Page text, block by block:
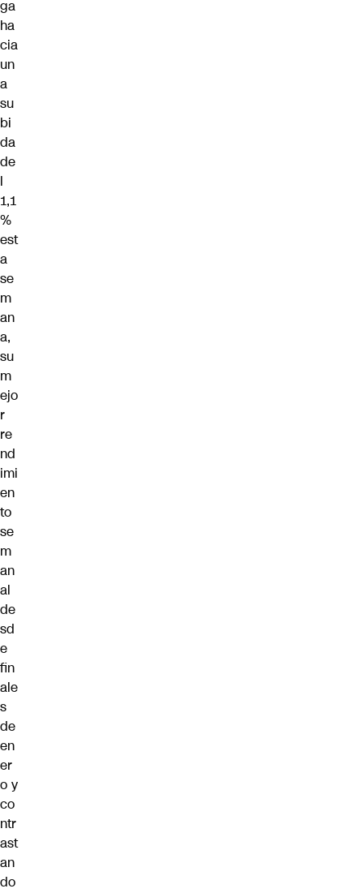
ga
ha
cia
un
a
su
bi
da
de
l
1,1
%
est
a
se
m
an
a,
su
m
ejo
r
re
nd
imi
en
to
se
m
an
al
de
sd
e
fin
ale
s
de
en
er
o y
co
ntr
ast
an
do